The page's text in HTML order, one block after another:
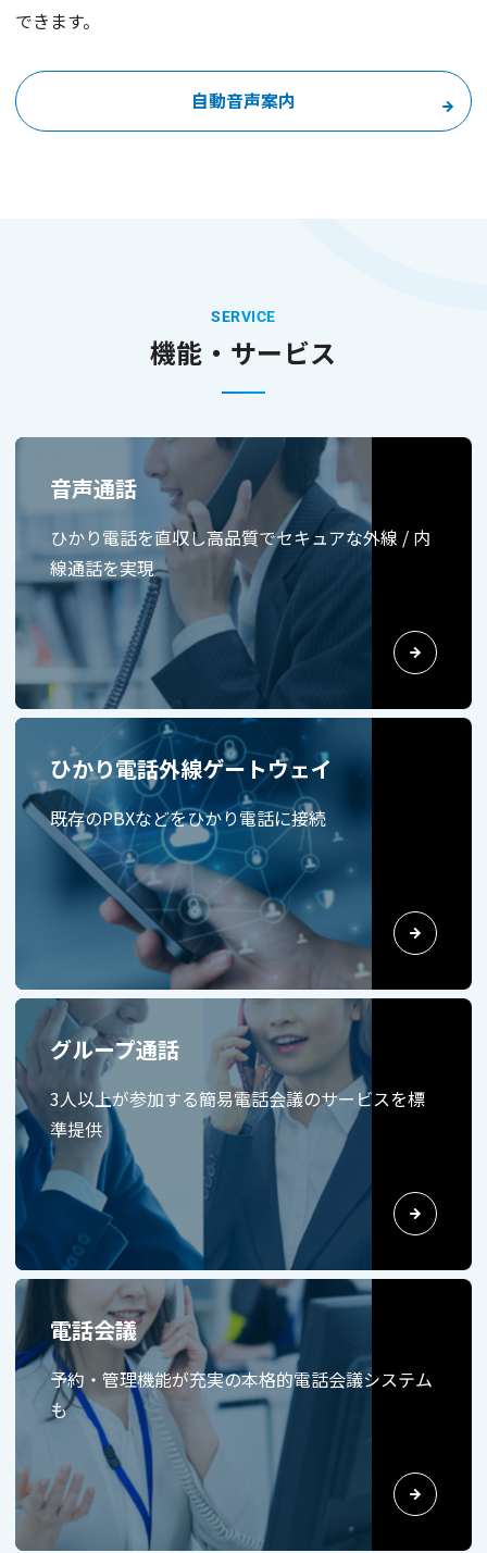
できます。
自動音声案内
SERVICE
機能・サービス
音声通話
ひかり電話を直収し高品質でセキュアな外線 / 内
線通話を実現
ひかり電話外線ゲートウェイ
既存のPBXなどをひかり電話に接続
グループ通話
3人以上が参加する簡易電話会議のサービスを標
準提供
電話会議
予約・管理機能が充実の本格的電話会議システム
も